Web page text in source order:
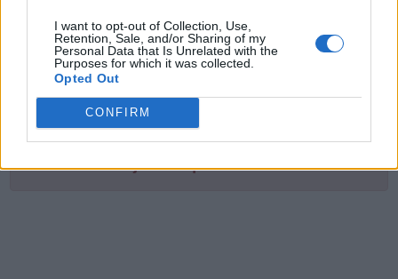
I want to opt-out of Collection, Use,
Retention, Sale, and/or Sharing of my
Personal Data that Is Unrelated with the
Purposes for which it was collected.
Opted Out
CONFIRM
Le niveau de jeu n'a pas été trouvé.